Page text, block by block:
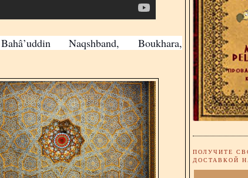
Naqshband, Boukhara,
ПОЛУЧИТЕ
ДОСТАВКОЙ